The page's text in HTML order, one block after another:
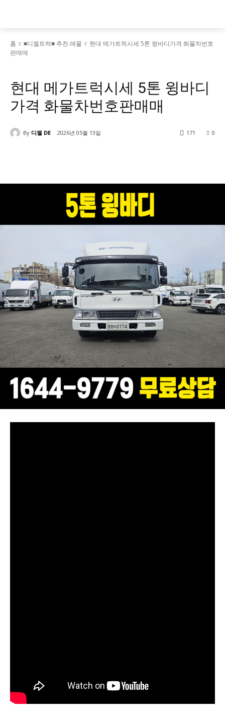
홈 ■디젤트럭■ 추천.매물
현대 메가트럭시세 5톤 윙바디가격 화물차번호
판매매
현대 메가트럭시세 5톤 윙바디
가격 화물차번호판매매
By 디젤 DE 2026년 05월 13일 0
171